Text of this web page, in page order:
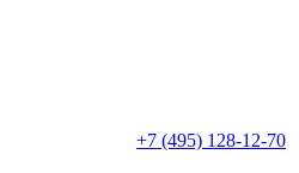
+7 (495) 128-12-70